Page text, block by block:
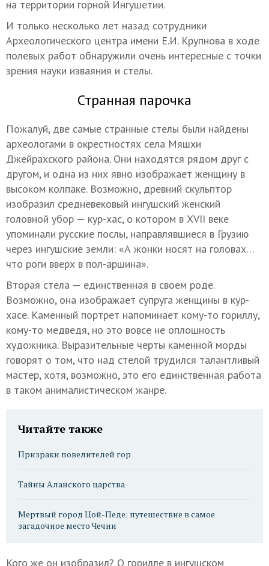
на территории горной Ингушетии.
И только несколько лет назад сотрудники
Археологического центра имени Е.И. Крупнова в ходе
полевых работ обнаружили очень интересные с точки
зрения науки изваяния и стелы.
Странная парочка
Пожалуй, две самые странные стелы были найдены
археологами в окрестностях села Мяшхи
Джейрахского района. Они находятся рядом друг с
другом, и одна из них явно изображает женщину в
высоком колпаке. Возможно, древний скульптор
изобразил средневековый ингушский женский
головной убор — кур-хас, о котором в XVII веке
упоминали русские послы, направлявшиеся в Грузию
через ингушские земли: «А жонки носят на головах…
что роги вверх в пол-аршина».
Вторая стела — единственная в своем роде.
Возможно, она изображает супруга женщины в кур-
хасе. Каменный портрет напоминает кому-то гориллу,
кому-то медведя, но это вовсе не оплошность
художника. Выразительные черты каменной морды
говорят о том, что над стелой трудился талантливый
мастер, хотя, возможно, это его единственная работа
в таком анималистическом жанре.
Читайте также
Призраки повелителей гор
Тайны Аланского царства
Мертвый город Цой-Педе: путешествие в самое
загадочное место Чечни
Кого же он изобразил? О горилле в ингушском